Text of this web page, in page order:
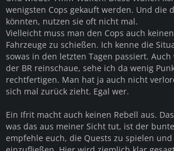
wenigsten Cops gekauft werden. Und die
könnten, nutzen sie oft nicht mal.
Vielleicht muss man den Cops auch
Fahrzeuge zu schießen. Ich kenne die
sowas in den letzten Tagen passiert.
der BR reinschaue, sehe ich da wenig
rechtfertigen. Man hat ja auch nicht
sich mal zurück zieht. Egal wer.
Ein Ifrit macht auch keinen Rebell aus.
was das aus meiner Sicht tut, ist der
empfehle euch, die Quests zu spielen